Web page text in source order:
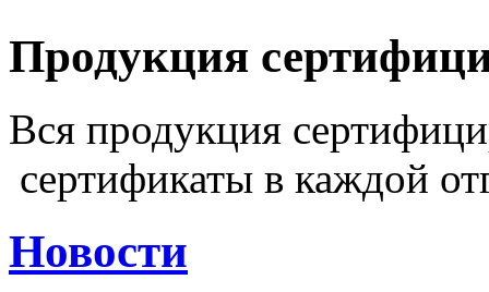
Продукция
Вся продукция
сертификаты в каждой
Новости